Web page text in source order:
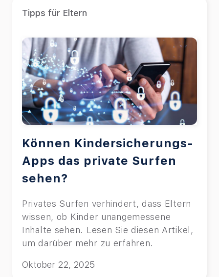
Tipps für Eltern
Können Kindersicherungs-
Apps das private Surfen
sehen?
Privates Surfen verhindert, dass Eltern
wissen, ob Kinder unangemessene
Inhalte sehen. Lesen Sie diesen Artikel,
um darüber mehr zu erfahren.
Oktober 22, 2025